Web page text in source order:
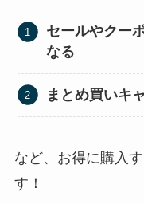
セールやクー
なる
まとめ買いキ
など、お得に購入
す！